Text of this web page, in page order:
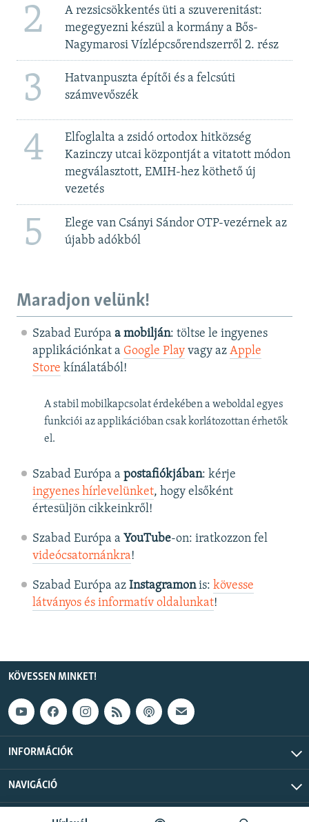
2
A rezsicsökkentés üti a szuverenitást:
megegyezni készül a kormány a Bős-
Nagymarosi Vízlépcsőrendszerről 2. rész
3
Hatvanpuszta építői és a felcsúti
számvevőszék
4
Elfoglalta a zsidó ortodox hitközség
Kazinczy utcai központját a vitatott módon
megválasztott, EMIH-hez köthető új
vezetés
5
Elege van Csányi Sándor OTP-vezérnek az
újabb adókból
Maradjon velünk!
Szabad Európa a mobilján: töltse le ingyenes
applikációnkat a Google Playvagy az Apple
Store kínálatából!
A stabil mobilkapcsolat érdekében a weboldal egyes
funkciói az applikációban csak korlátozottan érhetők
el.
Szabad Európa a postafiókjában: kérje
ingyenes hírlevelünket, hogy elsőként
értesüljön cikkeinkről!
Szabad Európa a YouTube-on: iratkozzon fel
videócsatornánkra!
Szabad Európa az Instagramonis: kövesse
látványos és informatív oldalunkat! ​
KÖVESSEN MINKET!
INFORMÁCIÓK
NAVIGÁCIÓ